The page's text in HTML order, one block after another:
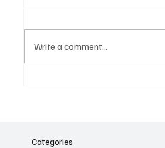
Write a comment...
Categories